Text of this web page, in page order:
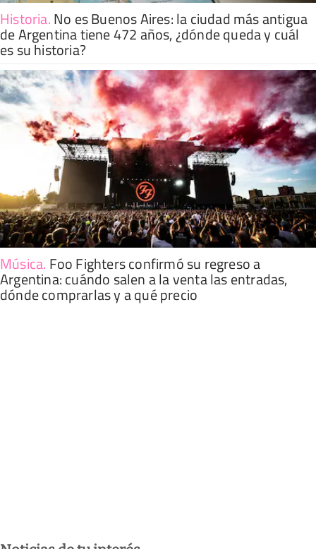
Historia.No es Buenos Aires: la ciudad más antigua
de Argentina tiene 472 años, ¿dónde queda y cuál
es su historia?
Música. Foo Fighters confirmó su regreso a
Argentina: cuándo salen a la venta las entradas,
dónde comprarlas y a qué precio